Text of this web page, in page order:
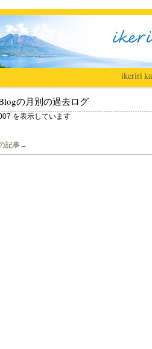
ikeriri|
の月別の過去ログ
を表示しています
記事→